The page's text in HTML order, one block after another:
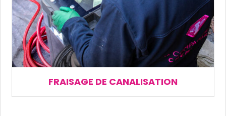
FRAISAGE DE CANALISATION